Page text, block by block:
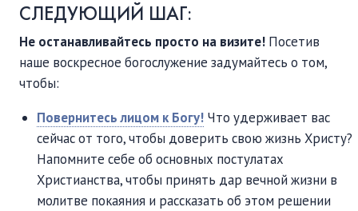
СЛЕДУЮЩИЙ ШАГ:
Не останавливайтесь просто на визите! Посетив
наше воскресное богослужение задумайтесь о том,
чтобы:
Повернитесь лицом к Богу! Что удерживает вас
сейчас от того, чтобы доверить свою жизнь Христу?
Напомните себе об основных постулатах
Христианства, чтобы принять дар вечной жизни в
молитве покаяния и рассказать об этом решении